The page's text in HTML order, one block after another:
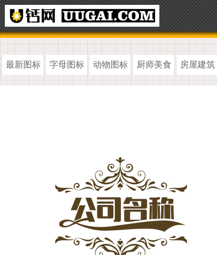
最新图标 字母图标 动物图标 厨师美食 房屋建筑